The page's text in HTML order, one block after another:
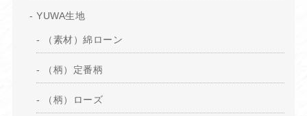
YUWA生地
（素材）綿ローン
（柄）定番柄
（柄）ローズ